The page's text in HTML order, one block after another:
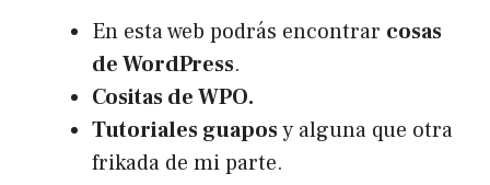
En esta web podrás encontrar cosas
de WordPress.
Cositas de WPO.
Tutoriales guaposy alguna que otra
frikada de mi parte.